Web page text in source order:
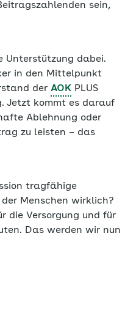
sein,
Unterstützung dabei.
in den Mittelpunkt
der AOK PLUS
Jetzt kommt es darauf
Ablehnung oder
zu leisten – das
tragfähige
Menschen wirklich?
die Versorgung und für
Das werden wir nun